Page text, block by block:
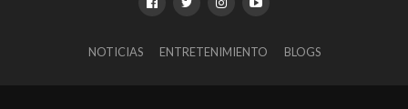
NOTICIAS ENTRETENIMIENTO BLOGS